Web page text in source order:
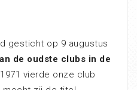
gesticht op 9 augustus
de oudste clubs in de
vierde onze club